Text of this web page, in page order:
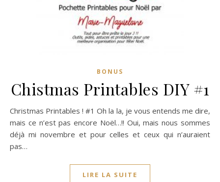
BONUS
Chistmas Printables DIY #1
Christmas Printables ! #1 Oh la la, je vous entends me dire,
mais ce n’est pas encore Noël…!! Oui, mais nous sommes
déjà mi novembre et pour celles et ceux qui n’auraient
pas…
LIRE LA SUITE